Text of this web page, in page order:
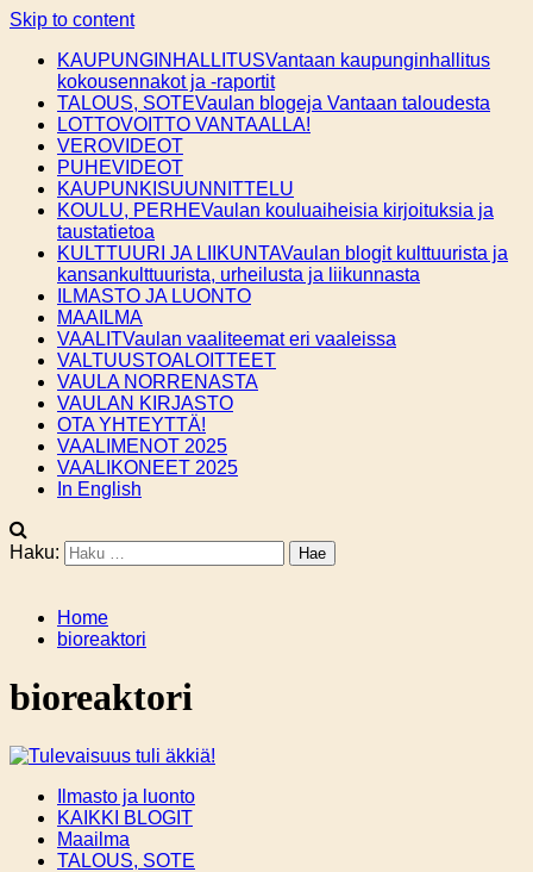
Skip to content
KAUPUNGINHALLITUSVantaan kaupunginhallitus
kokousennakot ja -raportit
TALOUS, SOTEVaulan blogeja Vantaan taloudesta
LOTTOVOITTO VANTAALLA!
VEROVIDEOT
PUHEVIDEOT
KAUPUNKISUUNNITTELU
KOULU, PERHEVaulan kouluaiheisia kirjoituksia ja
taustatietoa
KULTTUURI JA LIIKUNTAVaulan blogit kulttuurista ja
kansankulttuurista, urheilusta ja liikunnasta
ILMASTO JA LUONTO
MAAILMA
VAALITVaulan vaaliteemat eri vaaleissa
VALTUUSTOALOITTEET
VAULA NORRENASTA
VAULAN KIRJASTO
OTA YHTEYTTÄ!
VAALIMENOT 2025
VAALIKONEET 2025
In English
Haku:
Home
bioreaktori
bioreaktori
Ilmasto ja luonto
KAIKKI BLOGIT
Maailma
TALOUS, SOTE